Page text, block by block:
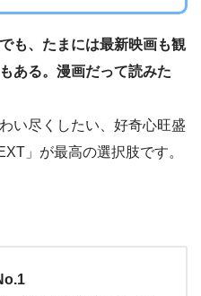
も、たまには最新映画も観
ある。漫画だって読みた
い尽くしたい、好奇心旺盛
」が最高の選択肢です。